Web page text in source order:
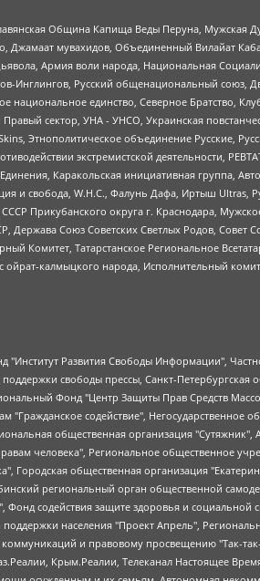
Община Капища Веды Перуна, Мужская
Джамаат мувахидов, Объединенный Вилайат
Армия воли народа, Национальная
Инглингов, Русский общенациональный союз,
национальное единство, Северное Братство,
сектор, УНА - УНСО, Украинская
Этнополитическое объединение Русские,
экстремистской деятельности,
Каракольская инициативная группа,
и свобода, W.H.С., Фалунь Дафа, Иртыш Ultras,
Прикубанского округа г. Краснодара, Мужское
Союз Советских Светлых Родов, Совет
Комитет, Татарстанское Региональное
калмыцкого народа, Исполнительный
Вероника Юрьевна, Толоконникова Надежда Андреевна, Шендерович Виктор Анатольевич, Общество с ограниченной ответственностью "Данное сообщение", Общество с ограниченной ответственностью Издательский дом "Новая глава", Айнбиндер Александра Александровна, Московский комьюнити-центр для ЛГБТ+инициатив, Благотворительный фонд развития филантропии, Deutsche Welle (Германия, Kurt-Schumacher-Strasse 3, 53113 Bonn), Борзунова Мария Михайловна, Воробьев Виктор Викторович, Голубева Анна Львовна, Константинова Алла Михайловна, Малкова Ирина Владимировна, Мурадов Мурад Абдулгалимович, Осетинская Елизавета Николаевна, Понасенков Евгений Николаевич, Ганапольский Матвей Юрьевич, Киселев Евгений Алексеевич, Борухович Ирина Григорьевна, Дремин Иван Тимофеевич, Дубровский Дмитрий Викторович, Красноярская региональная общественная организация поддержки и развития альтернативных образовательных технологий и межкультурных коммуникаций "ИНТЕРРА", Маяковская Екатерина Алексеевна, Фейгин Марк Захарович, Филимонов Андрей Викторович, Дзугкоева Регина Николаевна, Доброхотов Роман Александрович, Дудь Юрий Александрович, Елкин Сергей Владимирович, Кругликов Кирилл Игоревич, Сабунаева Мария Леонидовна, Семенов Алексей Владимирович, Шаинян Карен Багратович, Шульман Екатерина Михайловна, Асафьев Артур Валерьевич, Вахштайн Виктор Семенович, Венедиктов Алексей Алексеевич, Лушникова Екатерина Евгеньевна, Волков Леонид Михайлович, Невзоров Александр Глебович, Пархоменко Сергей Борисович, Сироткин Ярослав Николаевич, Кара-Мурза Владимир Владимирович, Баранова Наталья Владимировна, Гозман Леонид Яковлевич, Кагарлицкий Борис Юльевич, Климарев Михаил Валерьевич, Милов Владимир Станиславович, Автономная некоммерческая организация Краснодарский центр современного искусства "Типография", Моргенштерн Алишер Тагирович, Соболь Любовь Эдуардовна, Общество с ограниченной ответственностью "ЛИЗА НОРМ", Каспаров Гарри Кимович, Ходорковский Михаил Борисович, Общество с ограниченной ответственностью "Апрельские тезисы", Данилович Ирина Брониславовна, Кашин Олег Владимирович, Петров Николай Владимирович, Пивоваров Алексей Владимирович, Соколов Михаил